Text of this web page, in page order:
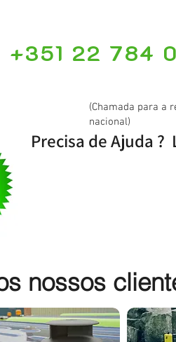
+351 22 784
(Chamada para a
nacional)
Precisa de Ajuda ?
nossos